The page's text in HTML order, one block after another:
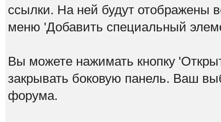
ссылки. На ней будут отображены
меню 'Добавить специальный
Вы можете нажимать кнопку
закрывать боковую панель. Ваш
форума.